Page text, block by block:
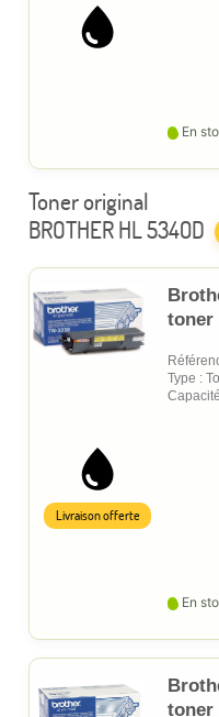
En
Toner original
BROTHER HL 5340D
toner
Type :
Livraison offerte
En
toner